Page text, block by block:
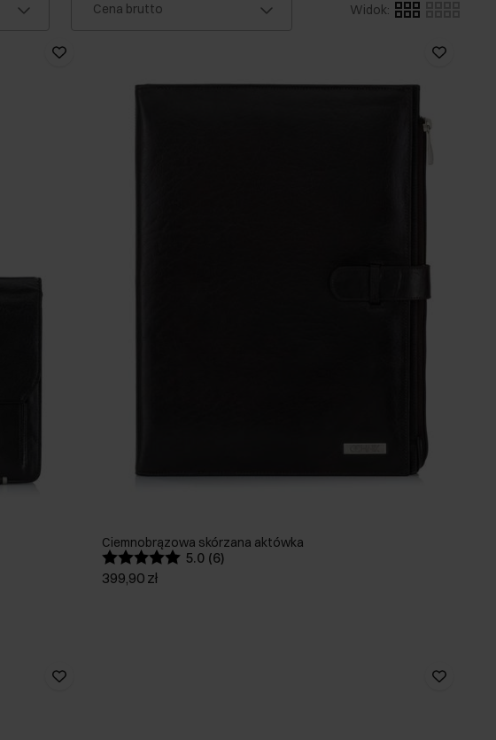
Cena brutto Widok:
Ciemnobrązowa skórzana aktówka
5.0 (6)
399,90 zł